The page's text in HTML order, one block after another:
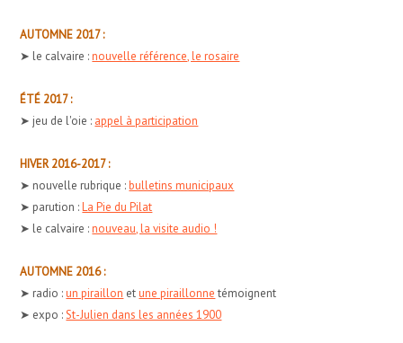
AUTOMNE 2017 :
➤ le calvaire :nouvelle référence, le rosaire
ÉTÉ 2017 :
➤ jeu de l'oie : appel à participation
HIVER 2016-2017 :
➤ nouvelle rubrique :bulletins municipaux
➤ parution :La Pie du Pilat
➤ le calvaire :nouveau, la visite audio !
AUTOMNE 2016 :
➤ radio :un piraillon etune piraillonne témoignent
➤ expo :St-Julien dans les années 1900